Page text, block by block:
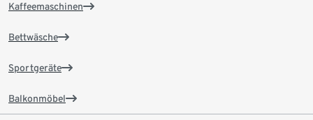
Kaffeemaschinen
Bettwäsche
Sportgeräte
Balkonmöbel